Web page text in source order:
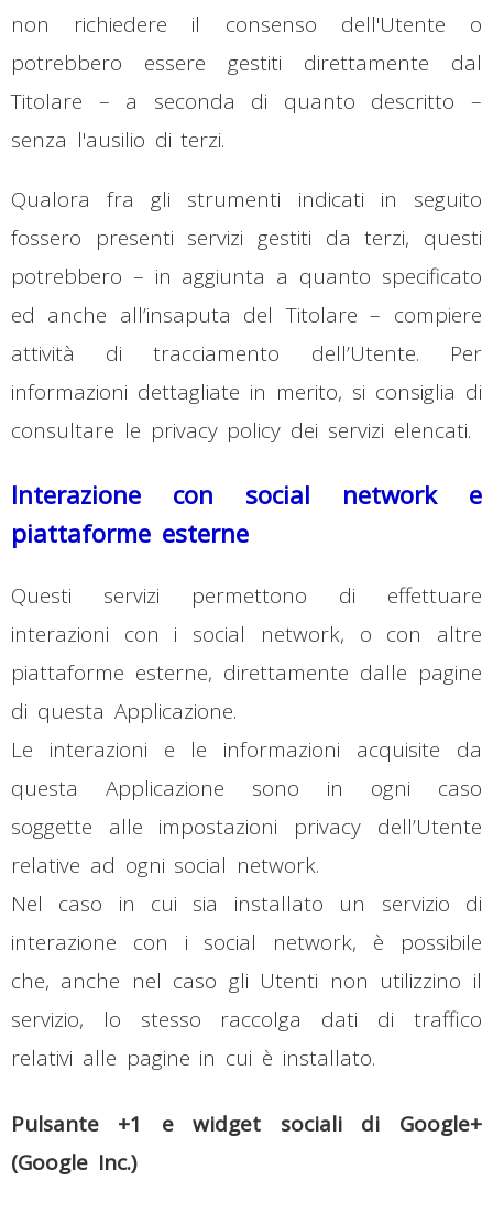
non richiedere il consenso dell'Utente o
potrebbero essere gestiti direttamente dal
Titolare – a seconda di quanto descritto –
senza l'ausilio di terzi.
Qualora fra gli strumenti indicati in seguito
fossero presenti servizi gestiti da terzi, questi
potrebbero – in aggiunta a quanto specificato
ed anche all’insaputa del Titolare – compiere
attività di tracciamento dell’Utente. Per
informazioni dettagliate in merito, si consiglia di
consultare le privacy policy dei servizi elencati.
Interazione con social network e
piattaforme esterne
Questi servizi permettono di effettuare
interazioni con i social network, o con altre
piattaforme esterne, direttamente dalle pagine
di questa Applicazione.
Le interazioni e le informazioni acquisite da
questa Applicazione sono in ogni caso
soggette alle impostazioni privacy dell’Utente
relative ad ogni social network.
Nel caso in cui sia installato un servizio di
interazione con i social network, è possibile
che, anche nel caso gli Utenti non utilizzino il
servizio, lo stesso raccolga dati di traffico
relativi alle pagine in cui è installato.
Pulsante +1 e widget sociali di Google+
(Google Inc.)